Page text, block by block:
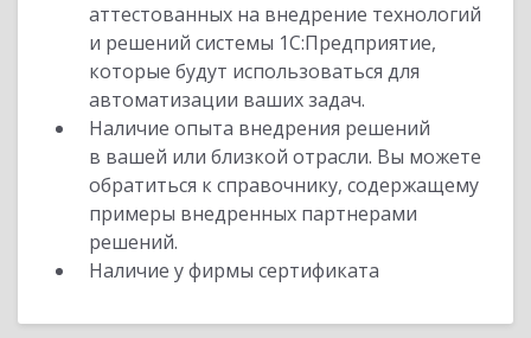
аттестованных на внедрение технологий
и решений системы 1С:Предприятие,
которые будут использоваться для
автоматизации ваших задач.
Наличие опыта внедрения решений
в вашей или близкой отрасли. Вы можете
обратиться к справочнику, содержащему
примеры внедренных партнерами
решений.
Наличие у фирмы сертификата